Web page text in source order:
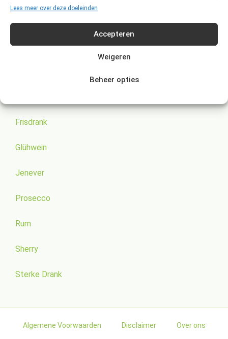
Lees meer over deze doeleinden
Accepteren
Weigeren
Beheer opties
merengues met de deur op een kier afkoelen.
Frisdrank
Glühwein
Jenever
Prosecco
Rum
Sherry
Sterke Drank
Algemene Voorwaarden Disclaimer Over ons